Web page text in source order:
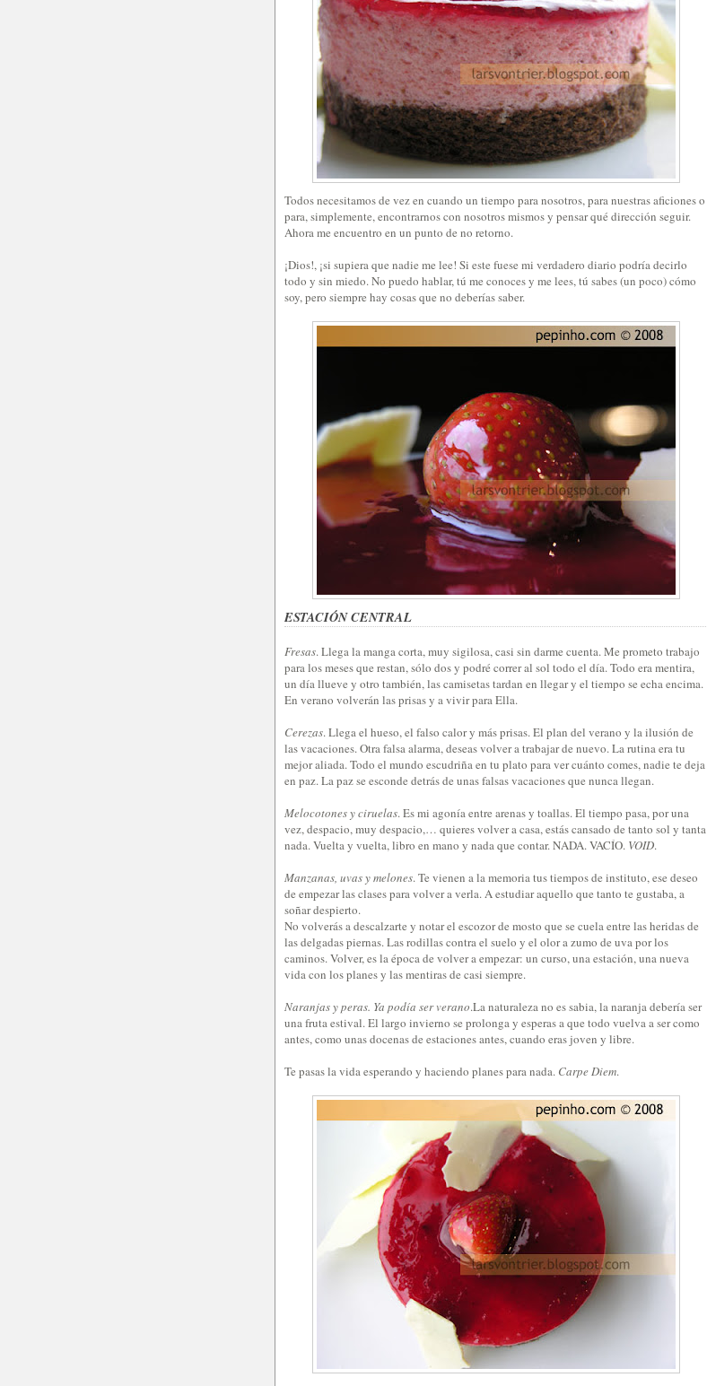
Todos necesitamos de vez en cuando un tiempo para nosotros, para nuestras aficiones o
para, simplemente, encontrarnos con nosotros mismos y pensar qué dirección seguir.
Ahora me encuentro en un punto de no retorno.
¡Dios!, ¡si supiera que nadie me lee! Si este fuese mi verdadero diario podría decirlo
todo y sin miedo. No puedo hablar, tú me conoces y me lees, tú sabes (un poco) cómo
soy, pero siempre hay cosas que no deberías saber.
ESTACIÓN CENTRAL
Fresas. Llega la manga corta, muy sigilosa, casi sin darme cuenta. Me prometo trabajo
para los meses que restan, sólo dos y podré correr al sol todo el día. Todo era mentira,
un día llueve y otro también, las camisetas tardan en llegar y el tiempo se echa encima.
En verano volverán las prisas y a vivir para Ella.
Cerezas. Llega el hueso, el falso calor y más prisas. El plan del verano y la ilusión de
las vacaciones. Otra falsa alarma, deseas volver a trabajar de nuevo. La rutina era tu
mejor aliada. Todo el mundo escudriña en tu plato para ver cuánto comes, nadie te deja
en paz. La paz se esconde detrás de unas falsas vacaciones que nunca llegan.
Melocotones y ciruelas. Es mi agonía entre arenas y toallas. El tiempo pasa, por una
vez, despacio, muy despacio,… quieres volver a casa, estás cansado de tanto sol y tanta
nada. Vuelta y vuelta, libro en mano y nada que contar. NADA. VACÍO. VOID.
Manzanas, uvas y melones. Te vienen a la memoria tus tiempos de instituto, ese deseo
de empezar las clases para volver a verla. A estudiar aquello que tanto te gustaba, a
soñar despierto.
No volverás a descalzarte y notar el escozor de mosto que se cuela entre las heridas de
las delgadas piernas. Las rodillas contra el suelo y el olor a zumo de uva por los
caminos. Volver, es la época de volver a empezar: un curso, una estación, una nueva
vida con los planes y las mentiras de casi siempre.
Naranjas y peras. Ya podía ser verano.La naturaleza no es sabia, la naranja debería ser
una fruta estival. El largo invierno se prolonga y esperas a que todo vuelva a ser como
antes, como unas docenas de estaciones antes, cuando eras joven y libre.
Te pasas la vida esperando y haciendo planes para nada. Carpe Diem.